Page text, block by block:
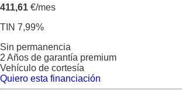
411,61 €/mes
TIN 7,99%
Sin permanencia
2 Años de garantía premium
Vehículo de cortesía
Quiero esta financiación